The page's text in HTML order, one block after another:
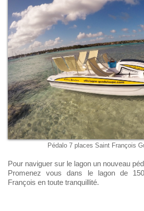
Pédalo 7 places Saint François
Pour naviguer sur le lagon un nouveau
Promenez vous dans le lagon de
François en toute tranquillité.